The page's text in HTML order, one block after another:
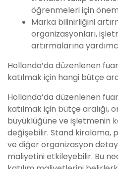
öğrenmeleri için
Marka bilinirliğini
organizasyonları,
artırmalarına
Hollanda’da düzenlenen
katılmak için hangi bütçe
Hollanda’da düzenlenen
katılmak için bütçe aralığı,
büyüklüğüne ve işletmenin
değişebilir. Stand kiralama,
ve diğer organizasyon
maliyetini etkileyebilir. Bu